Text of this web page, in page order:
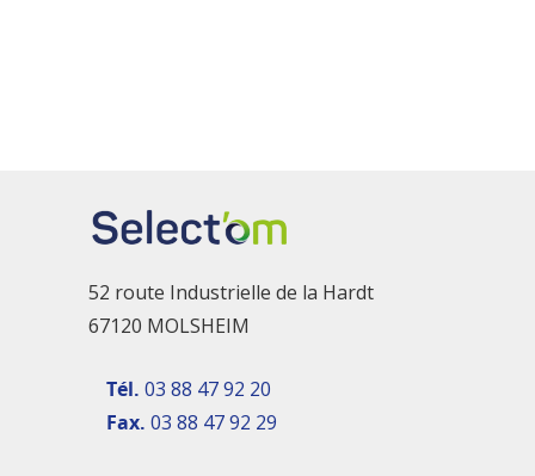
52 route Industrielle de la Hardt
67120 MOLSHEIM
Tél. 03 88 47 92 20
Fax. 03 88 47 92 29